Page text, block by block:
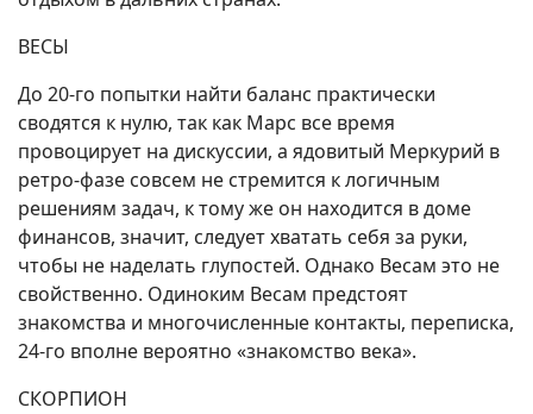
ВЕСЫ
До 20-го попытки найти баланс практически
сводятся к нулю, так как Марс все время
провоцирует на дискуссии, а ядовитый Меркурий в
ретро-фазе совсем не стремится к логичным
решениям задач, к тому же он находится в доме
финансов, значит, следует хватать себя за руки,
чтобы не наделать глупостей. Однако Весам это не
свойственно. Одиноким Весам предстоят
знакомства и многочисленные контакты, переписка,
24-го вполне вероятно «знакомство века».
СКОРПИОН